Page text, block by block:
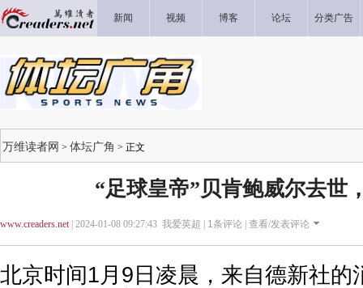
新闻 视频 博客 论坛 分类广告
万维读者网 > 体坛广角 > 正文
“足球皇帝”贝肯鲍威尔去世
www.creaders.net| 2024-01-08 09:27:43 我爱英超 | 1条评论 | 查看/发表评论
北京时间1月9日凌晨，来自德新社的